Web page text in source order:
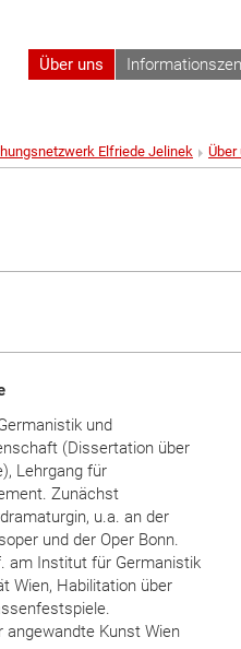
Über uns
Elfriede Jelinek Über
und
(Dissertation über
Lehrgang für
Zunächst
u.a. an der
und der Oper Bonn.
am Institut für Germanistik
Wien, Habilitation über
Kunst Wien